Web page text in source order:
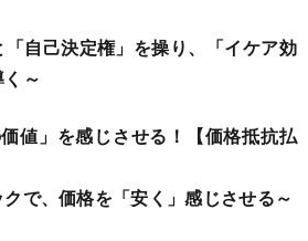
自己決定権」を操り、「イケア効
～
値」を感じさせる！【価格抵抗払
で、価格を「安く」感じさせる～